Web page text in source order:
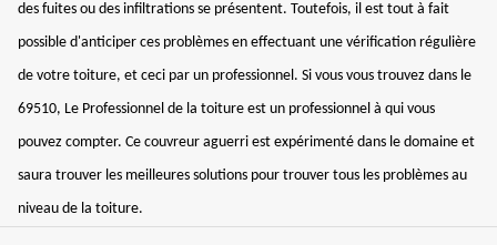
des fuites ou des infiltrations se présentent. Toutefois, il est tout à fait
possible d'anticiper ces problèmes en effectuant une vérification régulière
de votre toiture, et ceci par un professionnel. Si vous vous trouvez dans le
69510, Le Professionnel de la toiture est un professionnel à qui vous
pouvez compter. Ce couvreur aguerri est expérimenté dans le domaine et
saura trouver les meilleures solutions pour trouver tous les problèmes au
niveau de la toiture.